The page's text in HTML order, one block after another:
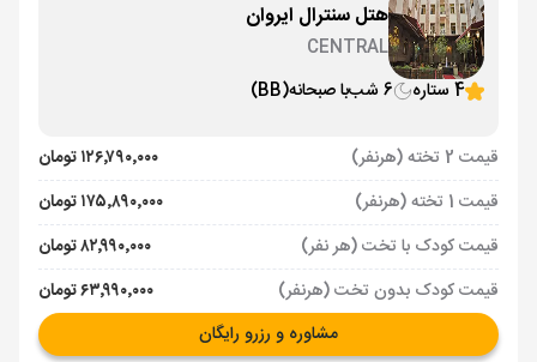
هتل سنترال ایروان
CENTRAL
4 ستاره
6 شب با صبحانه(BB)
قیمت 2 تخته (هرنفر)
۱۲۶٬۷۹۰٬۰۰۰ تومان
قیمت 1 تخته (هرنفر)
۱۷۵٬۸۹۰٬۰۰۰ تومان
قیمت کودک با تخت (هر نفر)
۸۲٬۹۹۰٬۰۰۰ تومان
قیمت کودک بدون تخت (هرنفر)
۶۳٬۹۹۰٬۰۰۰ تومان
مشاوره و رزرو رایگان